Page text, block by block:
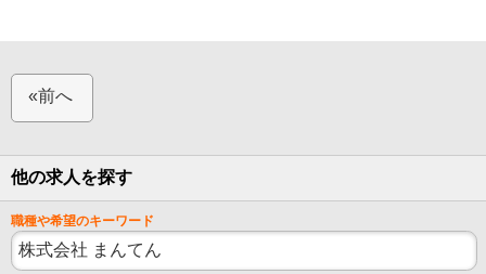
«前へ
他の求人を探す
職種や希望のキーワード